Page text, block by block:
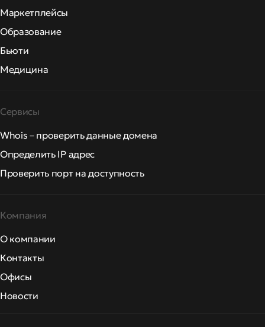
Маркетплейсы
Образование
Бьюти
Медицина
Сервисы
Whois – проверить данные домена
Определить IP адрес
Проверить порт на доступность
Компания
О компании
Контакты
Офисы
Новости